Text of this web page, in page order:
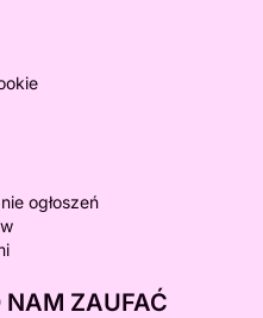
ogłoszeń
NAM ZAUFAĆ